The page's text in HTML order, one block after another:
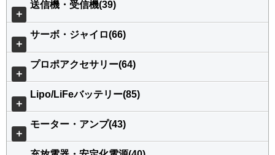
＋
送信機・受信機(39)
＋
サーボ・ジャイロ(66)
＋
プロポアクセサリー(64)
＋
Lipo/LiFeバッテリー(85)
＋
モーター・アンプ(43)